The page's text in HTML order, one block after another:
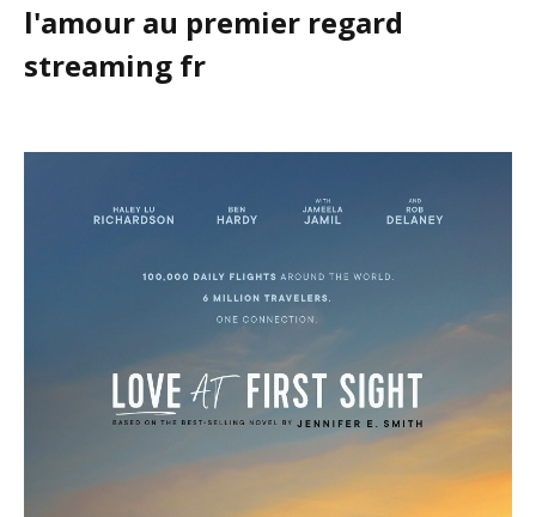
l'amour au premier regard
streaming fr